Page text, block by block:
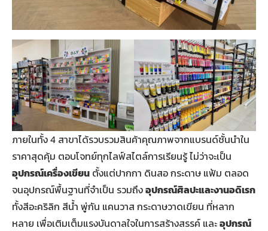
ภายในทั้ง 4 สาขาได้รวบรวมสินค้าคุณภาพจากแบรนด์ชั้นนำใน
ราคาสุดคุ้ม ตอบโจทย์ทุกไลฟ์สไตล์การเรียนรู้ ไม่ว่าจะเป็น
อุปกรณ์เครื่องเขียน ตั้งแต่ปากกา ดินสอ กระดาษ แฟ้ม ตลอด
จนอุปกรณ์พื้นฐานที่จำเป็น รวมถึงอุปกรณ์ศิลปะและงานอดิเรก
ทั้งสีอะคริลิก สีน้ำ พู่กัน แคนวาส กระดาษวาดเขียน ที่หลาก
หลาย เพื่อเติมเต็มแรงบันดาลใจในการสร้างสรรค์ และอุปกรณ์